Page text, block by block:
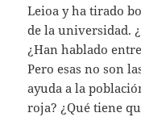
Leioa y ha tirado
de la universidad.
¿Han hablado
Pero esas no son
ayuda a la
roja? ¿Qué tiene